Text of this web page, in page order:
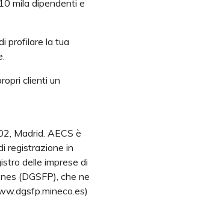
mila dipendenti e
profilare la tua
clienti un
Madrid. AECS è
registrazione in
delle imprese di
(DGSFP), che ne